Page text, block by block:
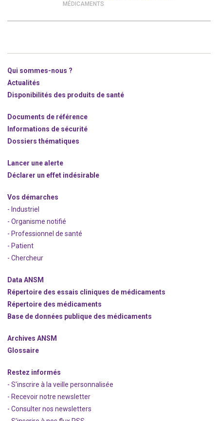
MÉDICAMENTS
Qui sommes-nous ?
Actualités
Disponibilités des produits de santé
Documents de référence
Informations de sécurité
Dossiers thématiques
Lancer une alerte
Déclarer un effet indésirable
Vos démarches
- Industriel
- Organisme notifié
- Professionnel de santé
- Patient
- Chercheur
Data ANSM
Répertoire des essais cliniques de médicaments
Répertoire des médicaments
Base de données publique des médicaments
Archives ANSM
Glossaire
Restez informés
- S'inscrire à la veille personnalisée
- Recevoir notre newsletter
- Consulter nos newsletters